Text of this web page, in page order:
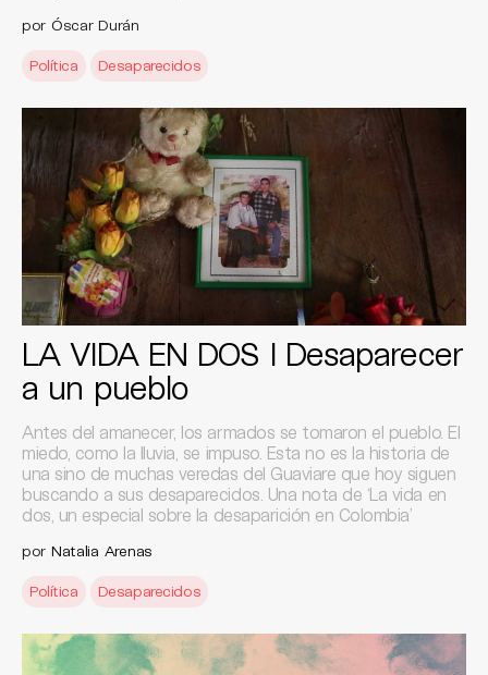
por Óscar Durán
Política Desaparecidos
LA VIDA EN DOS I Desaparecer
a un pueblo
Antes del amanecer, los armados se tomaron el pueblo. El
miedo, como la lluvia, se impuso. Esta no es la historia de
una sino de muchas veredas del Guaviare que hoy siguen
buscando a sus desaparecidos. Una nota de ‘La vida en
dos, un especial sobre la desaparición en Colombia’
por Natalia Arenas
Política Desaparecidos